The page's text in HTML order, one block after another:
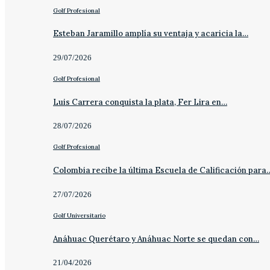
Golf Profesional
Esteban Jaramillo amplía su ventaja y acaricia la…
29/07/2026
Golf Profesional
Luis Carrera conquista la plata, Fer Lira en…
28/07/2026
Golf Profesional
Colombia recibe la última Escuela de Calificación
27/07/2026
Golf Universitario
Anáhuac Querétaro y Anáhuac Norte se quedan con…
21/04/2026